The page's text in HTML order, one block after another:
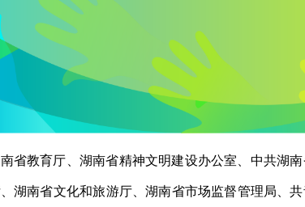
省教育厅、湖南省精神文明建设办公室、中共湖南
湖南省文化和旅游厅、湖南省市场监督管理局、